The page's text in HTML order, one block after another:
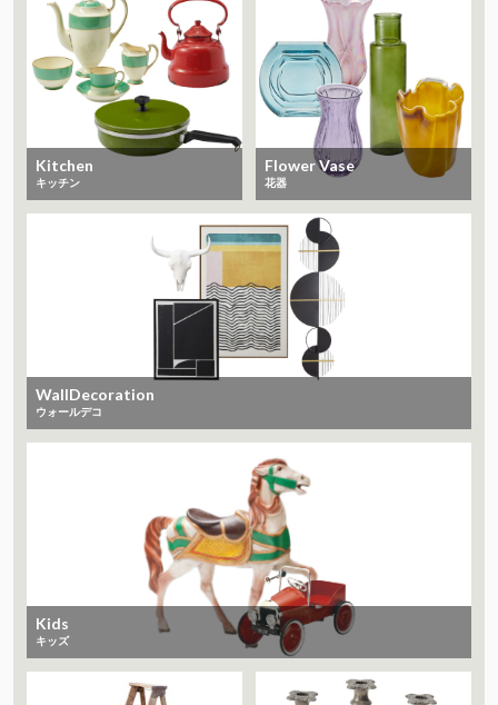
Kitchen
キッチン
Flower Vase
花器
WallDecoration
ウォールデコ
Kids
キッズ